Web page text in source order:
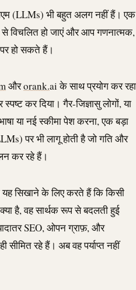
(LLMs) भी बहुत अलग नहीं हैं। एक
से विचलित हो जाएं और आप गणनात्मक,
पर हो सकते हैं।
औरorank.ai के साथ प्रयोग कर रहा
कर दिया। गैर-जिज्ञासु लोगों, या
या नई स्कीमा पेश करना, एक बड़ा
पर भी लागू होती है जो गति और
कर रहे हैं।
यह सिखाने के लिए करते हैं कि किसी
है, वह सार्थक रूप से बदलती हुई
SEO, ओपन ग्राफ़, और
रहे हैं। अब वह पर्याप्त नहीं